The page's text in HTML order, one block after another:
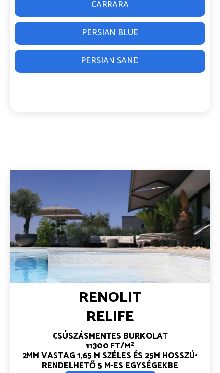
CARRARA
PERSIAN BLUE
PERSIAN SAND
RENOLIT
RELIFE
CSÚSZÁSMENTES BURKOLAT
11300 FT/M2
2MM VASTAG1,65 M SZÉLES ÉS 25M HOSSZÚ•
RENDELHETŐ 5 M-ES EGYSÉGEKBE